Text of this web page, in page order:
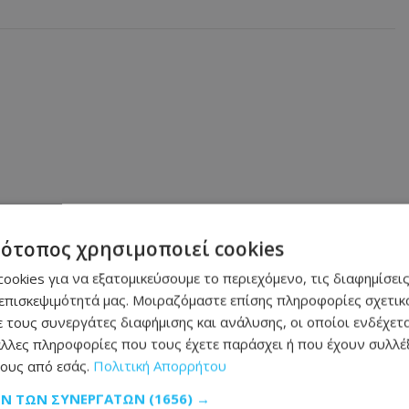
χρησιμοποιεί cookies
για να εξατομικεύσουμε το περιεχόμενο, τις
μας. Μοιραζόμαστε επίσης πληροφορίες
συνεργάτες διαφήμισης και ανάλυσης, οι οποίοι
πληροφορίες που τους έχετε παράσχει ή που έχουν
από εσάς. Πολιτική Απορρήτου
ΤΩΝ ΣΥΝΕΡΓΑΤΏΝ (1656) →